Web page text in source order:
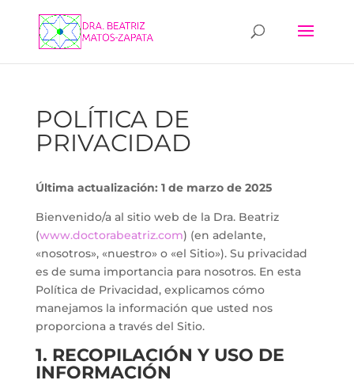
POLÍTICA DE
PRIVACIDAD
Última actualización: 1 de marzo de 2025
Bienvenido/a al sitio web de la Dra. Beatriz
(www.doctorabeatriz.com) (en adelante,
«nosotros», «nuestro» o «el Sitio»). Su privacidad
es de suma importancia para nosotros. En esta
Política de Privacidad, explicamos cómo
manejamos la información que usted nos
proporciona a través del Sitio.
1. RECOPILACIÓN Y USO DE
INFORMACIÓN